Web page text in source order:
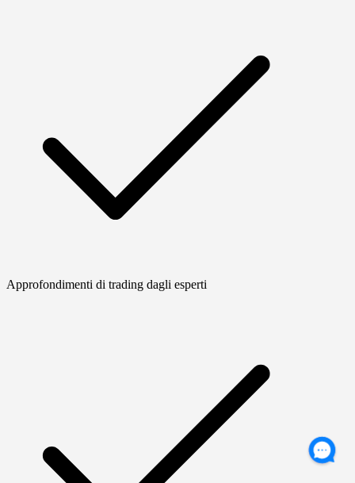
Approfondimenti di trading dagli esperti